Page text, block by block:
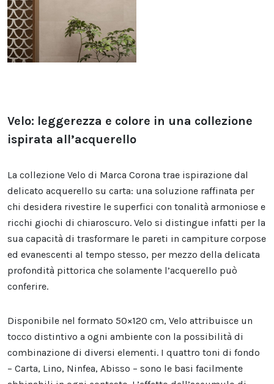
Velo: leggerezza e colore in una collezione
ispirata all’acquerello
La collezione Velo di Marca Corona trae ispirazione dal
delicato acquerello su carta: una soluzione raffinata per
chi desidera rivestire le superfici con tonalità armoniose e
ricchi giochi di chiaroscuro. Velo si distingue infatti per la
sua capacità di trasformare le pareti in campiture corpose
ed evanescenti al tempo stesso, per mezzo della delicata
profondità pittorica che solamente l’acquerello può
conferire.
Disponibile nel formato 50×120 cm, Velo attribuisce un
tocco distintivo a ogni ambiente con la possibilità di
combinazione di diversi elementi. I quattro toni di fondo
– Carta, Lino, Ninfea, Abisso – sono le basi facilmente